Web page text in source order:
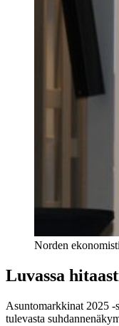
Norden
Luvassa
Asuntomarkkinat 2025 -
tulevasta